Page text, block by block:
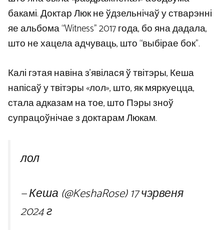
бакамі. Доктар Люк не ўдзельнічаў у стварэнні
яе альбома “Witness” 2017 года, бо яна дадала,
што не хацела адчуваць, што “выбірае бок”.
Калі гэтая навіна з’явілася ў твітэры, Кеша
напісаў у твітэры «лол», што, як мяркуецца,
стала адказам на тое, што Пэры зноў
супрацоўнічае з доктарам Люкам.
лол
— Кеша (@KeshaRose)17 чэрвеня
2024 г